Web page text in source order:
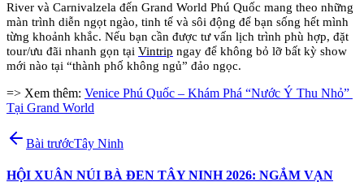
River và Carnivalzela đến Grand World Phú Quốc mang theo những
màn trình diễn ngọt ngào, tinh tế và sôi động để bạn sống hết mình
từng khoảnh khắc. Nếu bạn cần được tư vấn lịch trình phù hợp, đặt
tour/ưu đãi nhanh gọn tại Vintrip ngay để không bỏ lỡ bất kỳ show
mới nào tại “thành phố không ngủ” đảo ngọc.
=> Xem thêm: Venice Phú Quốc – Khám Phá “Nước Ý Thu Nhỏ”
Tại Grand World
Bài trướcTây Ninh
HỘI XUÂN NÚI BÀ ĐEN TÂY NINH 2026: NGẮM VẠN